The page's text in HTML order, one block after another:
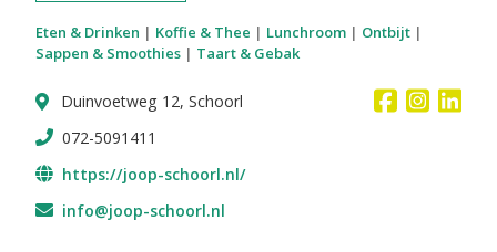
Eten & Drinken | Koffie & Thee | Lunchroom | Ontbijt |
Sappen & Smoothies | Taart & Gebak
Duinvoetweg 12, Schoorl
072-5091411
https://joop-schoorl.nl/
info@joop-schoorl.nl